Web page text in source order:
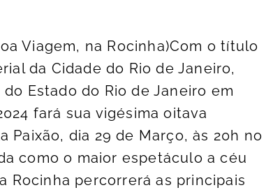
Viagem, na Rocinha)Com o título
da Cidade do Rio de Janeiro,
Estado do Rio de Janeiro em
fará sua vigésima oitava
Paixão, dia 29 de Março, às 20h no
como o maior espetáculo a céu
Rocinha percorrerá as principais